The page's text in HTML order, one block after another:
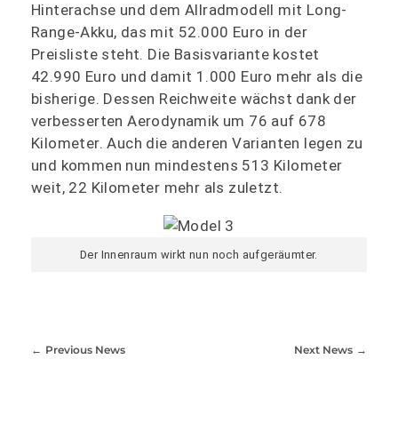
Hinterachse und dem Allradmodell mit Long-
Range-Akku, das mit 52.000 Euro in der
Preisliste steht. Die Basisvariante kostet
42.990 Euro und damit 1.000 Euro mehr als die
bisherige. Dessen Reichweite wächst dank der
verbesserten Aerodynamik um 76 auf 678
Kilometer. Auch die anderen Varianten legen zu
und kommen nun mindestens 513 Kilometer
weit, 22 Kilometer mehr als zuletzt.
Der Innenraum wirkt nun noch aufgeräumter.
Previous News Next News